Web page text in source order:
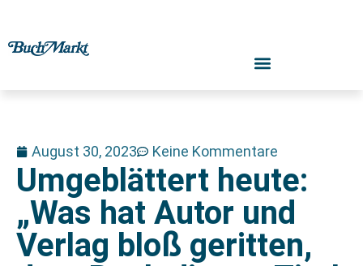
August 30, 2023 Keine Kommentare
Umgeblättert heute:
„Was hat Autor und
Verlag bloß geritten,